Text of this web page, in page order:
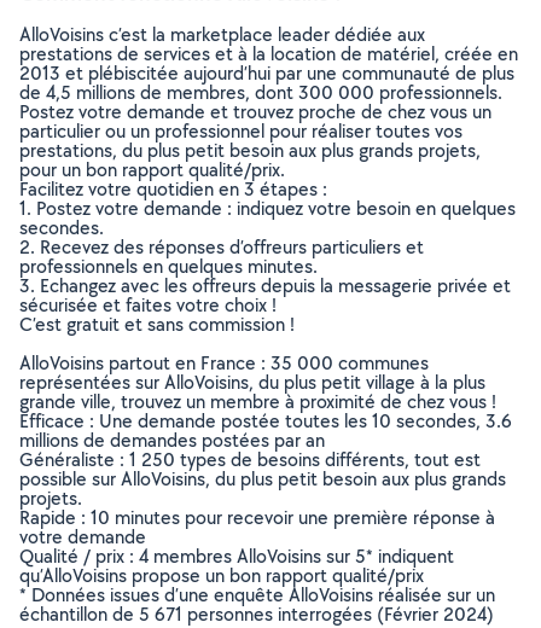
AlloVoisins c’est la marketplace leader dédiée aux
prestations de services et à la location de matériel, créée en
2013 et plébiscitée aujourd’hui par une communauté de plus
de 4,5 millions de membres, dont 300 000 professionnels.
Postez votre demande et trouvez proche de chez vous un
particulier ou un professionnel pour réaliser toutes vos
prestations, du plus petit besoin aux plus grands projets,
pour un bon rapport qualité/prix.
Facilitez votre quotidien en 3 étapes :
1. Postez votre demande : indiquez votre besoin en quelques
secondes.
2. Recevez des réponses d’offreurs particuliers et
professionnels en quelques minutes.
3. Echangez avec les offreurs depuis la messagerie privée et
sécurisée et faites votre choix !
C’est gratuit et sans commission !
AlloVoisins partout en France : 35 000 communes
représentées sur AlloVoisins, du plus petit village à la plus
grande ville, trouvez un membre à proximité de chez vous !
Efficace : Une demande postée toutes les 10 secondes, 3.6
millions de demandes postées par an
Généraliste : 1 250 types de besoins différents, tout est
possible sur AlloVoisins, du plus petit besoin aux plus grands
projets.
Rapide : 10 minutes pour recevoir une première réponse à
votre demande
Qualité / prix : 4 membres AlloVoisins sur 5* indiquent
qu’AlloVoisins propose un bon rapport qualité/prix
* Données issues d’une enquête AlloVoisins réalisée sur un
échantillon de 5 671 personnes interrogées (Février 2024)